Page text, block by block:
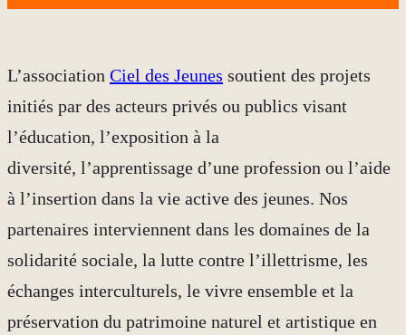
L’association Ciel des Jeunes soutient des projets
initiés par des acteurs privés ou publics visant
l’éducation, l’exposition à la
diversité, l’apprentissage d’une profession ou l’aide
à l’insertion dans la vie active des jeunes. Nos
partenaires interviennent dans les domaines de la
solidarité sociale, la lutte contre l’illettrisme, les
échanges interculturels, le vivre ensemble et la
préservation du patrimoine naturel et artistique en